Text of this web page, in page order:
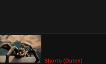
Shorts (Dutch)